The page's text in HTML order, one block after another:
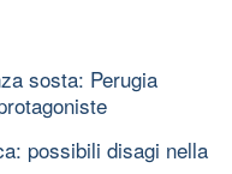
sosta: Perugia
possibili disagi nella